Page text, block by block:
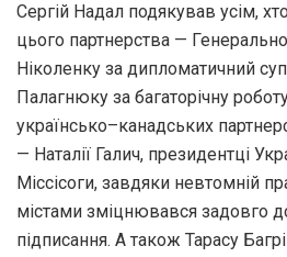
Сергій Надал подякував усім,
цього партнерства —
Ніколенку за дипломатичний
Палагнюку за багаторічну
українсько–канадських
— Наталії Галич, президентці
Міссісоги, завдяки невтомній
містами зміцнювався задовго
підписання. А також Тарасу